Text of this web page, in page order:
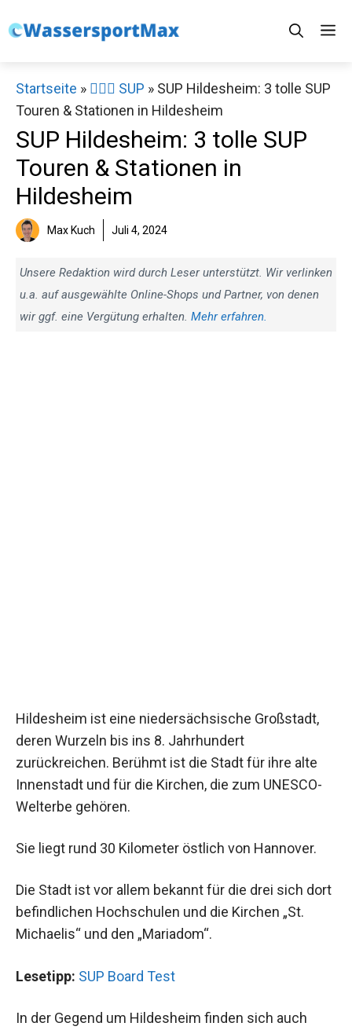
Inhalt
Startseite » 🏄‍♀️🛶 SUP » SUP Hildesheim: 3 tolle SUP
Touren & Stationen in Hildesheim
SUP Hildesheim: 3 tolle SUP
Touren & Stationen in
Hildesheim
Max Kuch Juli 4, 2024
Unsere Redaktion wird durch Leser unterstützt. Wir verlinken
u.a. auf ausgewählte Online-Shops und Partner, von denen
wir ggf. eine Vergütung erhalten. Mehr erfahren.
Hildesheim ist eine niedersächsische Großstadt,
deren Wurzeln bis ins 8. Jahrhundert
zurückreichen. Berühmt ist die Stadt für ihre alte
Innenstadt und für die Kirchen, die zum UNESCO-
Welterbe gehören.
Sie liegt rund 30 Kilometer östlich von Hannover.
Die Stadt ist vor allem bekannt für die drei sich dort
befindlichen Hochschulen und die Kirchen „St.
Michaelis“ und den „Mariadom“.
Lesetipp: SUP Board Test
In der Gegend um Hildesheim finden sich auch